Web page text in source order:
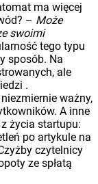
ma więcej
– Może
swoimi
tego typu
sposób. Na
ale
.
ważny,
A inne
życia startupu:
po artykule na
czytelnicy
ze spłatą